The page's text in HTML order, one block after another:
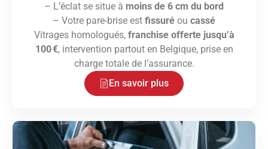
– L’éclat se situe à moins de 6 cm du bord
– Votre pare-brise est fissuré ou cassé
Vitrages homologués, franchise offerte jusqu’à
100 €, intervention partout en Belgique, prise en
charge totale de l’assurance.
En savoir plus